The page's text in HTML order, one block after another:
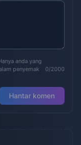
anda yang
penyemak
0/2000
Hantar komen